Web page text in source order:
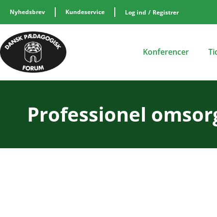
Nyhedsbrev Kundeservice Log ind / Registrer
Konferencer
Professionel